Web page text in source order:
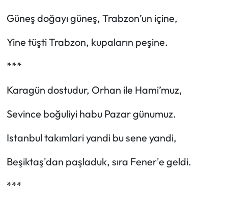
Güneş doğayı güneş, Trabzon’un içine,
Yine tüşti Trabzon, kupaların peşine.
***
Karagün dostudur, Orhan ile Hami’muz,
Sevince boğuliyi habu Pazar günumuz.
Istanbul takımlari yandi bu sene yandi,
Beşiktaş'dan paşladuk, sıra Fener'e geldi.
***